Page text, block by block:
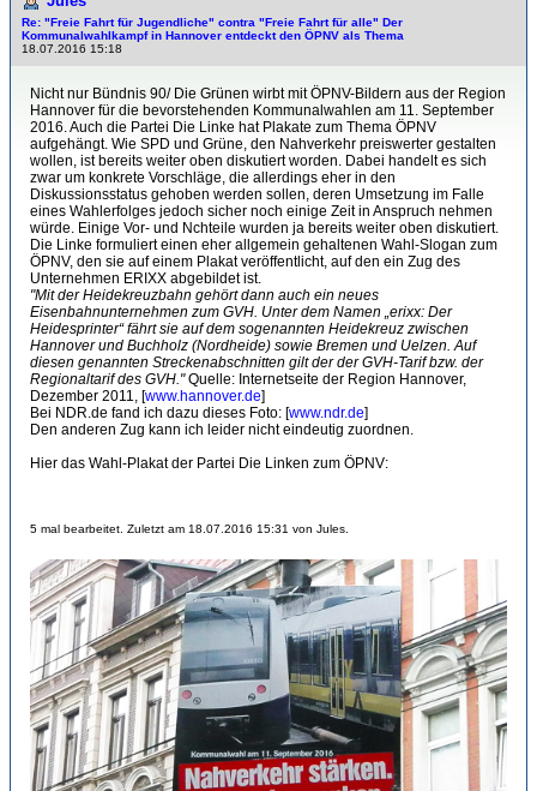
Re: "Freie Fahrt für Jugendliche" contra "Freie Fahrt für alle" Der
Kommunalwahlkampf in Hannover entdeckt den ÖPNV als Thema
18.07.2016 15:18
Nicht nur Bündnis 90/ Die Grünen wirbt mit ÖPNV-Bildern aus der Region
Hannover für die bevorstehenden Kommunalwahlen am 11. September
2016. Auch die Partei Die Linke hat Plakate zum Thema ÖPNV
aufgehängt. Wie SPD und Grüne, den Nahverkehr preiswerter gestalten
wollen, ist bereits weiter oben diskutiert worden. Dabei handelt es sich
zwar um konkrete Vorschläge, die allerdings eher in den
Diskussionsstatus gehoben werden sollen, deren Umsetzung im Falle
eines Wahlerfolges jedoch sicher noch einige Zeit in Anspruch nehmen
würde. Einige Vor- und Nchteile wurden ja bereits weiter oben diskutiert.
Die Linke formuliert einen eher allgemein gehaltenen Wahl-Slogan zum
ÖPNV, den sie auf einem Plakat veröffentlicht, auf den ein Zug des
Unternehmen ERIXX abgebildet ist.
"Mit der Heidekreuzbahn gehört dann auch ein neues
Eisenbahnunternehmen zum GVH. Unter dem Namen „erixx: Der
Heidesprinter“ fährt sie auf dem sogenannten Heidekreuz zwischen
Hannover und Buchholz (Nordheide) sowie Bremen und Uelzen. Auf
diesen genannten Streckenabschnitten gilt der der GVH-Tarif bzw. der
Regionaltarif des GVH."Quelle: Internetseite der Region Hannover,
Dezember 2011, [www.hannover.de]
Bei NDR.de fand ich dazu dieses Foto: [www.ndr.de]
Den anderen Zug kann ich leider nicht eindeutig zuordnen.
Hier das Wahl-Plakat der Partei Die Linken zum ÖPNV:
5 mal bearbeitet. Zuletzt am 18.07.2016 15:31 von Jules.